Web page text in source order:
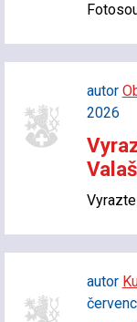
autor
2026
autor